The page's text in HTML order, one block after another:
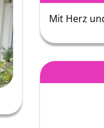
Mit Herz